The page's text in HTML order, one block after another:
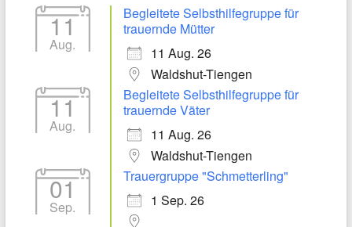
11
Aug.
Begleitete Selbsthilfegruppe für
trauernde Mütter
11 Aug. 26
Waldshut-Tiengen
11
Aug.
Begleitete Selbsthilfegruppe für
trauernde Väter
11 Aug. 26
Waldshut-Tiengen
01
Sep.
Trauergruppe "Schmetterling"
1 Sep. 26